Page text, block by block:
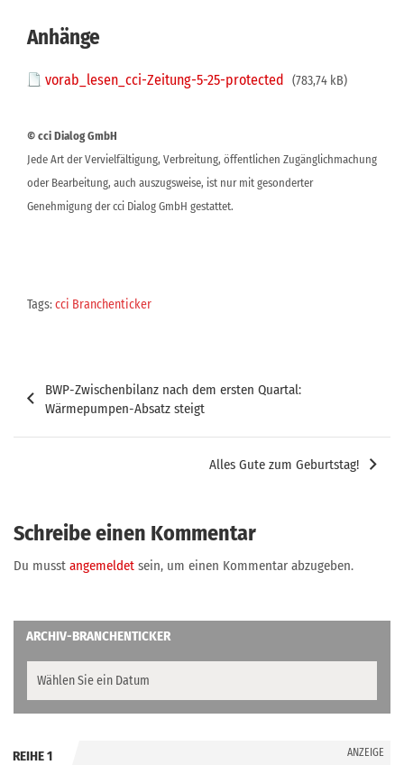
Anhänge
vorab_lesen_cci-Zeitung-5-25-protected (783,74 kB)
© cci Dialog GmbH
Jede Art der Vervielfältigung, Verbreitung, öffentlichen Zugänglichmachung
oder Bearbeitung, auch auszugsweise, ist nur mit gesonderter
Genehmigung der cci Dialog GmbH gestattet.
Tags:cci Branchenticker
Beitragsnavigation
BWP-Zwischenbilanz nach dem ersten Quartal:
Wärmepumpen-Absatz steigt
Alles Gute zum Geburtstag!
Schreibe einen Kommentar
Du musst angemeldet sein, um einen Kommentar abzugeben.
ARCHIV-BRANCHENTICKER
REIHE 1 ANZEIGE